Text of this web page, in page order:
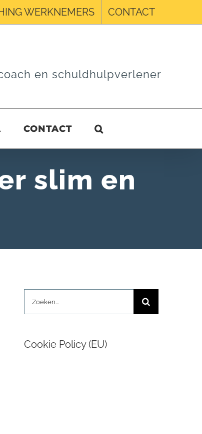
WERKNEMERS CONTACT
en schuldhulpverlener
CONTACT
slim en
Zoeken
naar:
Cookie Policy (EU)